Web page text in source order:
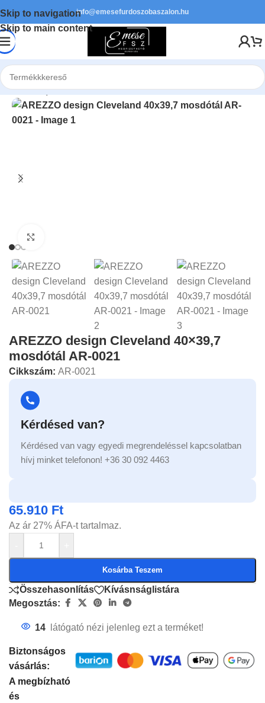
Skip to navigation
Skip to main content
info@emesefurdoszobaszalon.hu
Kezdőlap/Szaniter/Mosdók
AREZZO design Cleveland 40×39,7
mosdótál AR-0021
Cikkszám: AR-0021
Kérdésed van?
Kérdésed van vagy egyedi megrendeléssel kapcsolatban
hívj minket telefonon! +36 30 092 4463
65.910 Ft
Az ár 27% ÁFA-t tartalmaz.
Kosárba Teszem
Összehasonlítás
Kívásnságlistára
Megosztás:
14 látógató nézi jelenleg ezt a terméket!
Biztonságos
vásárlás:
A megbízható
és